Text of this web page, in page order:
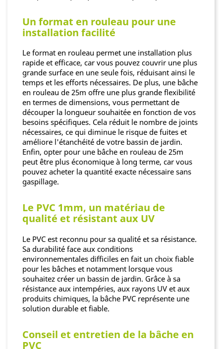
Un format en rouleau pour une
installation facilité
Le format en rouleau permet une installation plus
rapide et efficace, car vous pouvez couvrir une plus
grande surface en une seule fois, réduisant ainsi le
temps et les efforts nécessaires. De plus, une bâche
en rouleau de 25m offre une plus grande flexibilité
en termes de dimensions, vous permettant de
découper la longueur souhaitée en fonction de vos
besoins spécifiques. Cela réduit le nombre de joints
nécessaires, ce qui diminue le risque de fuites et
améliore l'étanchéité de votre bassin de jardin.
Enfin, opter pour une bâche en rouleau de 25m
peut être plus économique à long terme, car vous
pouvez acheter la quantité exacte nécessaire sans
gaspillage.
Le PVC 1mm, un matériau de
qualité et résistant aux UV
Le PVC est reconnu pour sa qualité et sa résistance.
Sa durabilité face aux conditions
environnementales difficiles en fait un choix fiable
pour les bâches et notamment lorsque vous
souhaitez créer un bassin de jardin. Grâce à sa
résistance aux intempéries, aux rayons UV et aux
produits chimiques, la bâche PVC représente une
solution durable et fiable.
Conseil et entretien de la bâche en
PVC